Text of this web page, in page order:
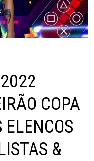
COPA
ELENCOS
&